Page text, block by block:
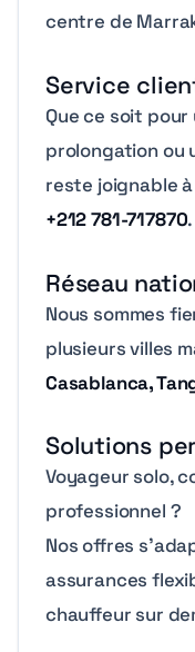
centre de
Service
Que ce soit
prolongation ou
reste joignable
+212 781-717870.
Réseau
Nous sommes
plusieurs villes
Casablanca,
Solutions
Voyageur solo,
professionnel ?
Nos offres
assurances
chauffeur sur